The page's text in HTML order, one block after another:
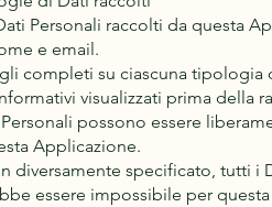
Personali raccolti da questa
e email.
completi su ciascuna
visualizzati prima della
possono essere
Applicazione.
diversamente specificato, tutti i
essere impossibile per